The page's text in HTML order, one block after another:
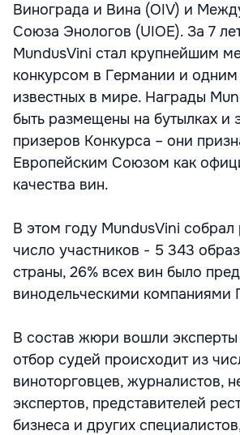
Винограда и Вина (OIV) и
Союза Энологов (UIOE). За 7
MundusVini стал крупнейшим
конкурсом в Германии и
известных в мире. Награды
быть размещены на бутылках и
призеров Конкурса – они
Европейским Союзом как
качества вин.
В этом году MundusVini собрал
число участников - 5 343
страны, 26% всех вин было
винодельческими компаниями
В состав жюри вошли эксперты
отбор судей происходит из
виноторговцев, журналистов,
экспертов, представителей
бизнеса и других